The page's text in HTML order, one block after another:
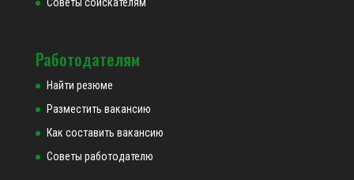
Советы соискателям
Работодателям
Найти резюме
Разместить вакансию
Как составить вакансию
Советы работодателю